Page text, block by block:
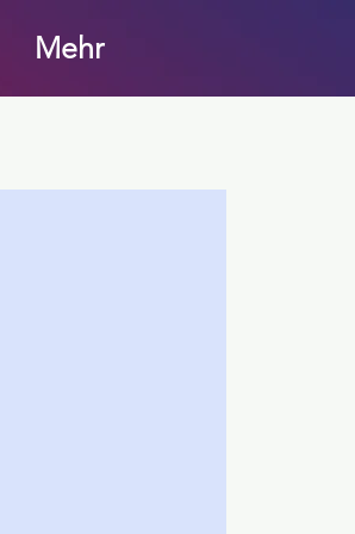
Mehr